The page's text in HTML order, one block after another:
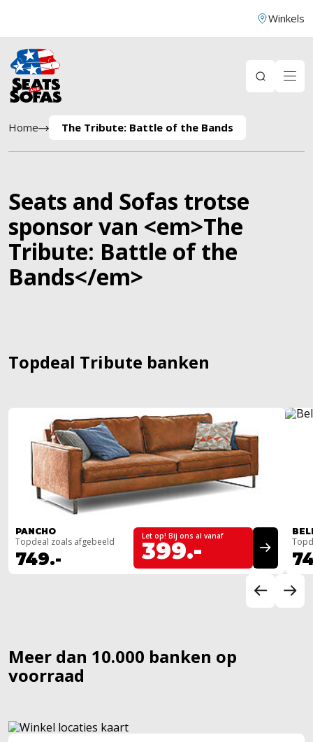
Winkels
Home The Tribute: Battle of the Bands
Seats and Sofas trotse
sponsor van <em>The
Tribute: Battle of the
Bands</em>
Topdeal Tribute banken
PANCHO
Topdeal zoals afgebeeld
749.-
Let op! Bij ons al vanaf
399.-
Meer dan 10.000 banken op
voorraad